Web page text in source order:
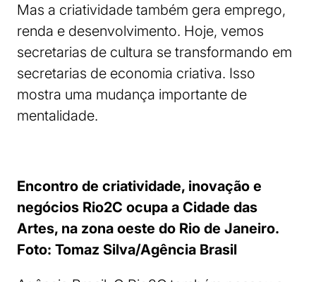
Mas a criatividade também gera emprego,
renda e desenvolvimento. Hoje, vemos
secretarias de cultura se transformando em
secretarias de economia criativa. Isso
mostra uma mudança importante de
mentalidade.
Encontro de criatividade, inovação e
negócios Rio2C ocupa a Cidade das
Artes, na zona oeste do Rio de Janeiro.
Foto: Tomaz Silva/Agência Brasil